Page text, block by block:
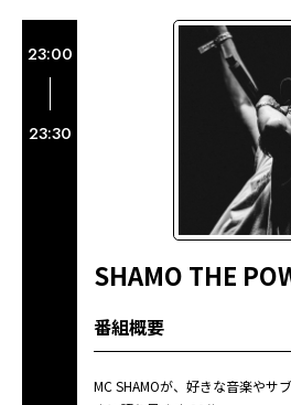
23:00
23:30
SHAMO THE
番組概要
MC SHAMOが、好きな音楽やサ